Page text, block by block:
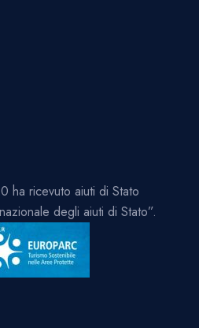
ha ricevuto aiuti di Stato
degli aiuti di Stato”.